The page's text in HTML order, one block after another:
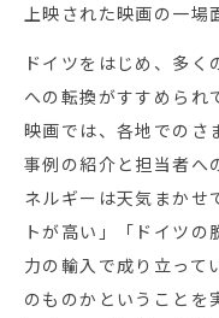
上映された映画の一場
ドイツをはじめ、多
への転換がすすめられ
映画では、各地でのさ
事例の紹介と担当者へ
ネルギーは天気まかせ
トが高い」「ドイツ
力の輸入で成り立って
のものかということを